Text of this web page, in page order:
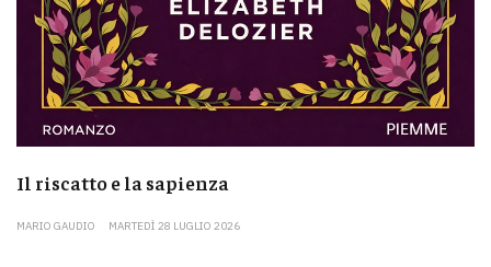
Il riscatto e la sapienza
MARIO GAUDIO MARTEDÌ 28 LUGLIO 2026